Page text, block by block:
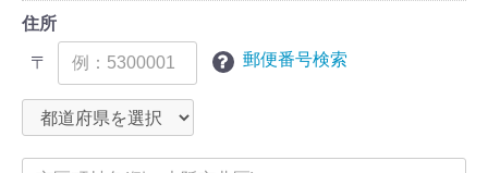
住所
〒
郵便番号検索